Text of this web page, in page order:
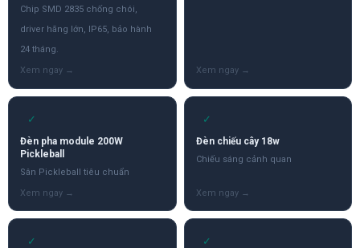
Chip SMD 2835 chống chói,
driver hãng lớn, IP65, bảo hành
24 tháng.
✓
Đèn pha module 200W
Pickleball
Sân Pickleball tiêu chuẩn
✓
Đèn chiếu cây 18w
Chiếu sáng cảnh quan
✓ ✓